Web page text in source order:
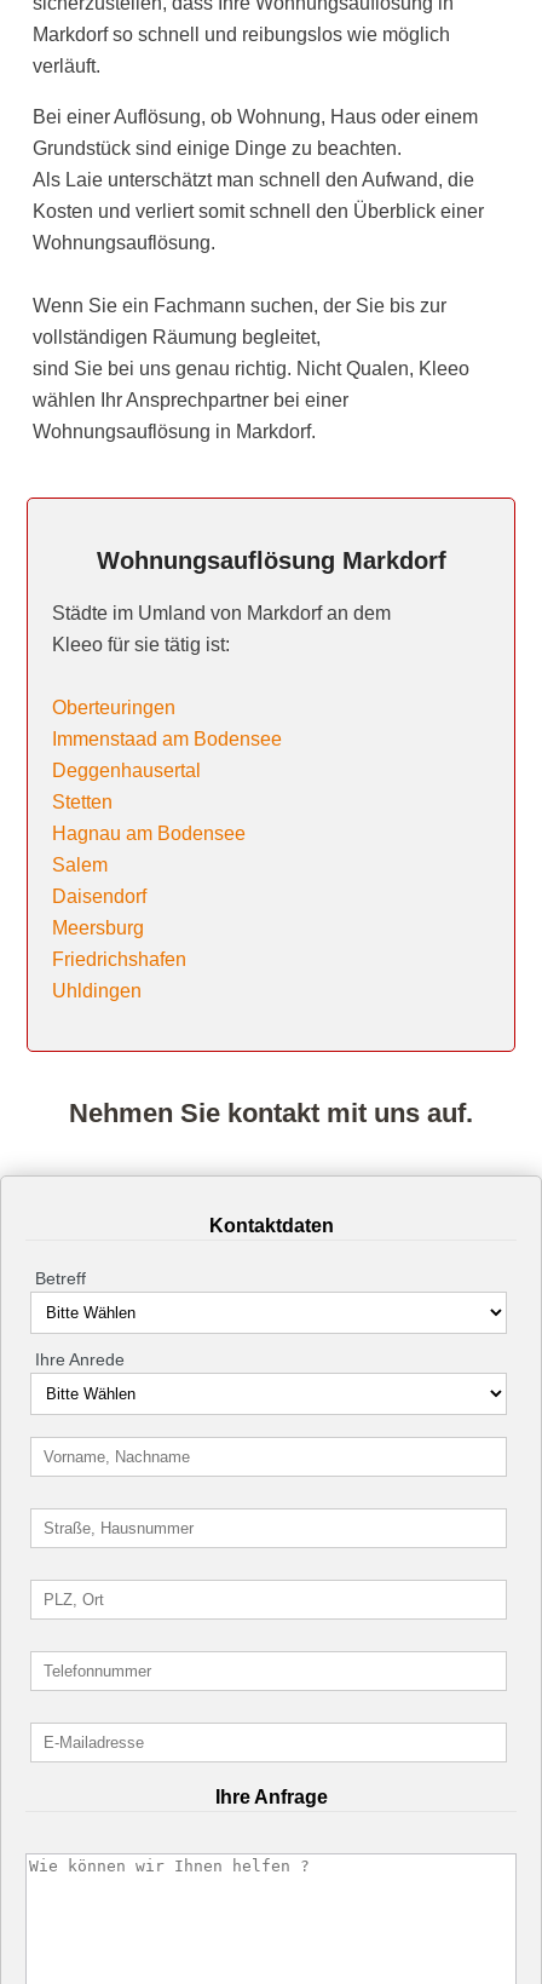
Markdorf so schnell und reibungslos wie möglich
verläuft.
Bei einer Auflösung, ob Wohnung, Haus oder einem
Grundstück sind einige Dinge zu beachten.
Als Laie unterschätzt man schnell den Aufwand, die
Kosten und verliert somit schnell den Überblick einer
Wohnungsauflösung.
Wenn Sie ein Fachmann suchen, der Sie bis zur
vollständigen Räumung begleitet,
sind Sie bei uns genau richtig. Nicht Qualen, Kleeo
wählen Ihr Ansprechpartner bei einer
Wohnungsauflösung in Markdorf.
Wohnungsauflösung Markdorf
Städte im Umland von Markdorf an dem
Kleeo für sie tätig ist:
Oberteuringen
Immenstaad am Bodensee
Deggenhausertal
Stetten
Hagnau am Bodensee
Salem
Daisendorf
Meersburg
Friedrichshafen
Uhldingen
Nehmen Sie kontakt mit uns auf.
Kontaktdaten
Betreff
Ihre Anrede
Ihre Anfrage